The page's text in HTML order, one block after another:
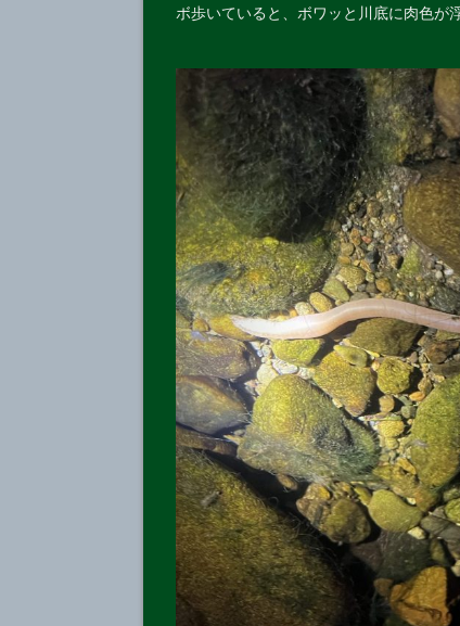
ボ歩いていると、ボワッと川底に肉色が